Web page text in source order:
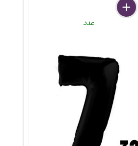
delete
remove
add
عدد